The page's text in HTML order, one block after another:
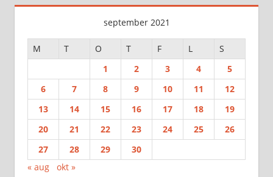
september 2021
M T O T F L
S
1
2 3 4
5
6
7 8 9 10 11
12
13
14 15 16 17 18
19
20
21 22 23 24 25
26
27
28 29
30
« aug
okt »